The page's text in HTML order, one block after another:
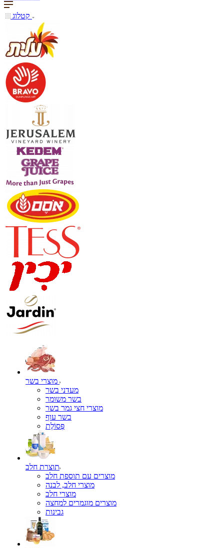
מעדני בשר
בשר משומר
מוצרי חצי גמר בשר
בשר עוף
פְּסוֹלֶת
תוצרת חלב
מוצרים עם תוספת חלב
מוצרי חלב, לבנה
מוצרי חלב
מוצרים מוגמרים למחצה
גבינות